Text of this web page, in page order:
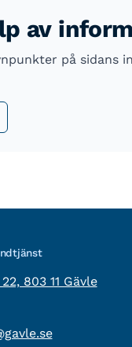
av
på sidans
803 11 Gävle